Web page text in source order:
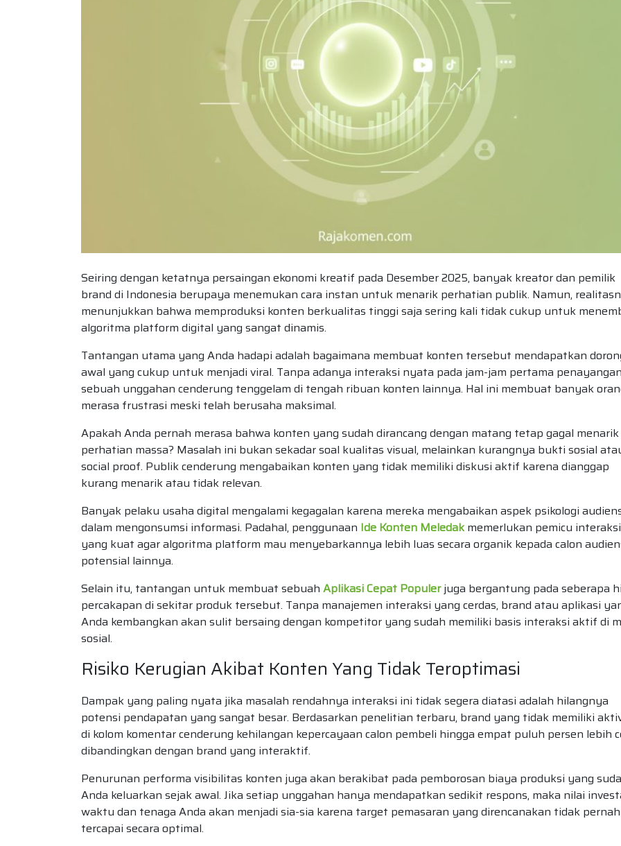
Seiring dengan ketatnya persaingan ekonomi kreatif pada Desember 2025, banyak kreator dan pemilik
brand di Indonesia berupaya menemukan cara instan untuk menarik perhatian publik. Namun,
menunjukkan bahwa memproduksi konten berkualitas tinggi saja sering kali tidak cukup untuk
algoritma platform digital yang sangat dinamis.
Tantangan utama yang Anda hadapi adalah bagaimana membuat konten tersebut mendapatkan
awal yang cukup untuk menjadi viral. Tanpa adanya interaksi nyata pada jam-jam pertama
sebuah unggahan cenderung tenggelam di tengah ribuan konten lainnya. Hal ini membuat banyak
merasa frustrasi meski telah berusaha maksimal.
Apakah Anda pernah merasa bahwa konten yang sudah dirancang dengan matang tetap gagal menarik
perhatian massa? Masalah ini bukan sekadar soal kualitas visual, melainkan kurangnya bukti sosial
social proof. Publik cenderung mengabaikan konten yang tidak memiliki diskusi aktif karena dianggap
kurang menarik atau tidak relevan.
Banyak pelaku usaha digital mengalami kegagalan karena mereka mengabaikan aspek psikologi
dalam mengonsumsi informasi. Padahal, penggunaan Ide Konten Meledakmemerlukan pemicu interaksi
yang kuat agar algoritma platform mau menyebarkannya lebih luas secara organik kepada calon
potensial lainnya.
Selain itu, tantangan untuk membuat sebuah Aplikasi Cepat Populerjuga bergantung pada seberapa
percakapan di sekitar produk tersebut. Tanpa manajemen interaksi yang cerdas, brand atau aplikasi
Anda kembangkan akan sulit bersaing dengan kompetitor yang sudah memiliki basis interaksi aktif di
sosial.
Risiko Kerugian Akibat Konten Yang Tidak Teroptimasi
Dampak yang paling nyata jika masalah rendahnya interaksi ini tidak segera diatasi adalah hilangnya
potensi pendapatan yang sangat besar. Berdasarkan penelitian terbaru, brand yang tidak memiliki
di kolom komentar cenderung kehilangan kepercayaan calon pembeli hingga empat puluh persen lebih
dibandingkan dengan brand yang interaktif.
Penurunan performa visibilitas konten juga akan berakibat pada pemborosan biaya produksi yang
Anda keluarkan sejak awal. Jika setiap unggahan hanya mendapatkan sedikit respons, maka nilai
waktu dan tenaga Anda akan menjadi sia-sia karena target pemasaran yang direncanakan tidak pernah
tercapai secara optimal.